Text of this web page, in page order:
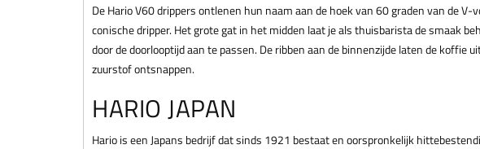
De Hario V60 drippers ontlenen hun naam aan de hoek van 60 graden van de V-
conische dripper. Het grote gat in het midden laat je als thuisbarista de smaak
door de doorlooptijd aan te passen. De ribben aan de binnenzijde laten de koffie
zuurstof ontsnappen.
HARIO JAPAN
Hario is een Japans bedrijf dat sinds 1921 bestaat en oorspronkelijk